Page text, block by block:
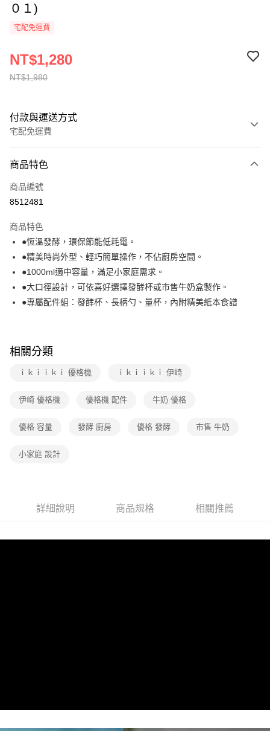
０１)
宅配免運費
NT$1,980
NT$1,280
付款與運送方式
宅配免運費
全家線上支付
運送方式
本島宅配-活動商品
免運費
離島宅配-常溫商品
免運費
商品特色
商品編號
8512481
商品特色
●恆溫發酵，環保節能低耗電。
●精美時尚外型、輕巧簡單操作，不佔廚房空間。
●1000ml適中容量，滿足小家庭需求。
●大口徑設計，可依喜好選擇發酵杯或市售牛奶盒製作。
●專屬配件組：發酵杯、長柄勺、量杯，內附精美紙本食譜
相關分類
ｉｋｉｉｋｉ 優格機 ｉｋｉｉｋｉ 伊崎
伊崎 優格機 優格機 配件 牛奶 優格
優格 容量 發酵 廚房 優格 發酵 市售 牛奶
小家庭 設計
詳細說明 商品規格 相關推薦